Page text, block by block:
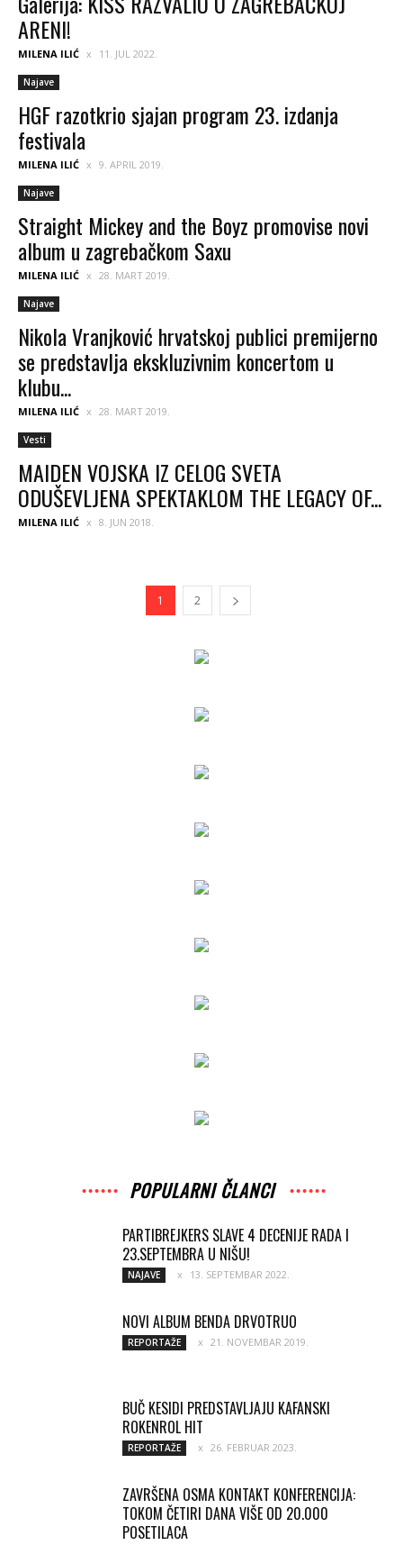
ARENI!
MILENA ILIĆ 11. JUL 2022.
Najave
HGF razotkrio sjajan program 23. izdanja
festivala
MILENA ILIĆ 9. APRIL 2019.
Najave
Straight Mickey and the Boyz promovise novi
album u zagrebačkom Saxu
MILENA ILIĆ 28. MART 2019.
Najave
Nikola Vranjković hrvatskoj publici premijerno
se predstavlja ekskluzivnim koncertom u
klubu...
MILENA ILIĆ 28. MART 2019.
Vesti
MAIDEN VOJSKA IZ CELOG SVETA
ODUŠEVLJENA SPEKTAKLOM THE LEGACY OF...
MILENA ILIĆ 8. JUN 2018.
1 2
POPULARNI ČLANCI
PARTIBREJKERS SLAVE 4 DECENIJE RADA I
23.SEPTEMBRA U NIŠU!
NAJAVE 13. SEPTEMBAR 2022.
NOVI ALBUM BENDA DRVOTRUO
REPORTAŽE 21. NOVEMBAR 2019.
BUČ KESIDI PREDSTAVLJAJU KAFANSKI
ROKENROL HIT
REPORTAŽE 26. FEBRUAR 2023.
ZAVRŠENA OSMA KONTAKT KONFERENCIJA:
TOKOM ČETIRI DANA VIŠE OD 20.000
POSETILACA